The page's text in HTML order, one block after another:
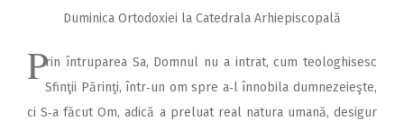
Duminica Ortodoxiei la Catedrala Arhiepiscopală
Prin întruparea Sa, Domnul nu a intrat, cum teologhisesc
Sfinţii Părinţi, într‑un om spre a‑l înnobila dumnezeieşte,
ci S‑a făcut Om, adică a preluat real natura umană, desigur